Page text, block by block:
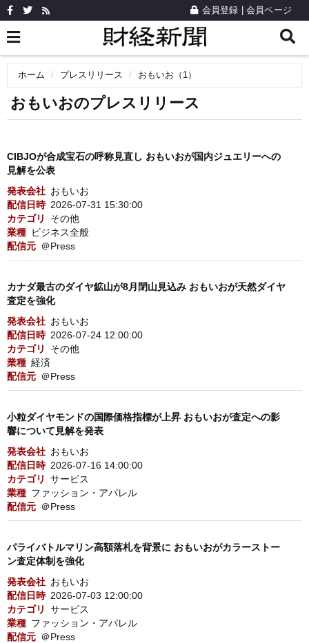
会員登録 会員ページ
ホーム プレスリリース おもいお（1）
おもいおのプレスリリース
CIBJOが合成宝石の呼称見直し おもいおが国内ジュエリーへの
見解を公表
発表会社 おもいお
配信日時 2026-07-31 15:30:00
カテゴリ
その他
業種 ビジネス全般
配信元 ＠Press
カナダ最古のダイヤ鉱山が8月閉山見込み おもいおが天然ダイヤ
査定を強化
発表会社 おもいお
配信日時 2026-07-24 12:00:00
カテゴリ
その他
業種 経済
配信元 ＠Press
小粒ダイヤモンドの国際価格指標が上昇 おもいおが査定への影
響について見解を発表
発表会社 おもいお
配信日時 2026-07-16 14:00:00
カテゴリ
サービス
業種 ファッション・アパレル
配信元 ＠Press
パライバトルマリン高額落札を背景に おもいおがカラーストー
ン査定体制を強化
発表会社 おもいお
配信日時 2026-07-03 12:00:00
カテゴリ
サービス
業種 ファッション・アパレル
配信元 ＠Press